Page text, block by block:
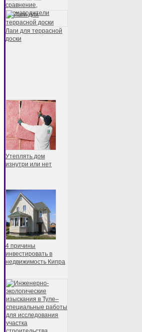
сравнение,
производители
Лаги для террасной
доски
Утеплять дом
изнутри или нет
4 причины
инвестировать в
недвижимость Кипра